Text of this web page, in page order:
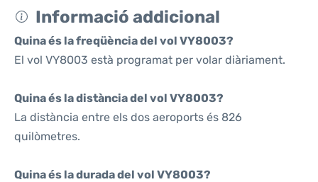
Informació addicional
Quina és la freqüència del vol VY8003?
El vol VY8003 està programat per volar diàriament.
Quina és la distància del vol VY8003?
La distància entre els dos aeroports és 826
quilòmetres.
Quina és la durada del vol VY8003?